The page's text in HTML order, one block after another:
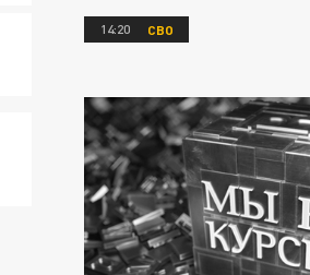
14:20 СВО